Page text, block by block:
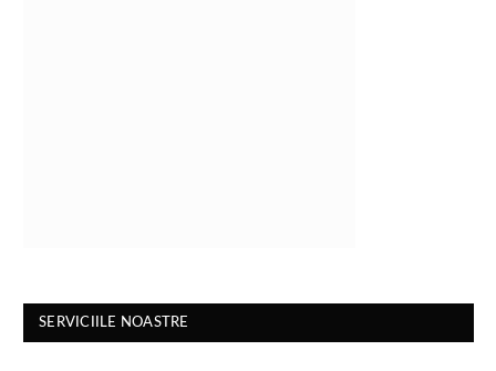
SERVICIILE NOASTRE